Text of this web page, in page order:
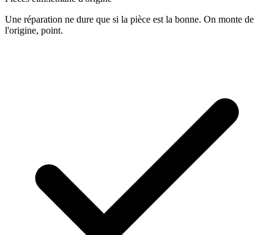
Une réparation ne dure que si la pièce est la bonne. On monte de
l'origine, point.